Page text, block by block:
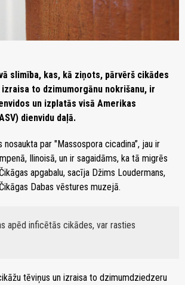
slimība, kas, kā ziņots, pārvērš cikādes
izraisa to dzimumorgānu nokrišanu, ir
un izplatās visā Amerikas
dienvidu daļā.
par "Massospora cicadina”, jau ir
Ilinoisā, un ir sagaidāms, ka tā migrēs
apgabalu, sacīja Džims Loudermans,
Dabas vēstures muzejā.
apēd inficētās cikādes, var rasties
tēviņus un izraisa to dzimumdziedzeru